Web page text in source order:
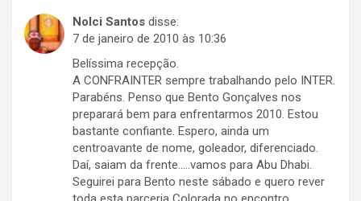
Nolci Santos disse:
7 de janeiro de 2010 às 10:36
Belíssima recepção.
A CONFRAINTER sempre trabalhando pelo INTER.
Parabéns. Penso que Bento Gonçalves nos
preparará bem para enfrentarmos 2010. Estou
bastante confiante. Espero, ainda um
centroavante de nome, goleador, diferenciado.
Daí, saiam da frente…..vamos para Abu Dhabi.
Seguirei para Bento neste sábado e quero rever